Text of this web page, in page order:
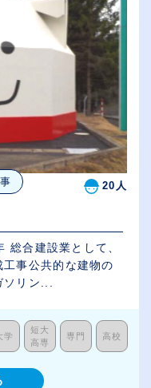
20人
総合建設業として、
事公共的な建物の
リン...
学
短大
高専
専門 高校